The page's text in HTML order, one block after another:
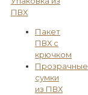
ПВХ
Пакет
ПВХ с
крючком
Прозрачные
сумки
из ПВХ